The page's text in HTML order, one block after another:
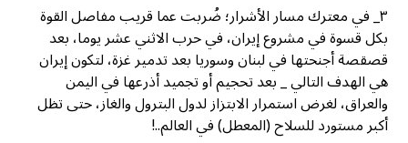
٣_ في معترك مسار الأشرار؛ ضُربت عما قريب مفاصل القوة
بكل قسوة في مشروع إيران، في حرب الاثني عشر يوما، بعد
قصقصة أجنحتها في لبنان وسوريا بعد تدمير غزة، لتكون إيران
هي الهدف التالي _ بعد تحجيم أو تجميد أذرعها في اليمن
والعراق، لغرض استمرار الابتزاز لدول البترول والغاز، حتى تظل
أكبر مستورد للسلاح (المعطل) في العالم..!